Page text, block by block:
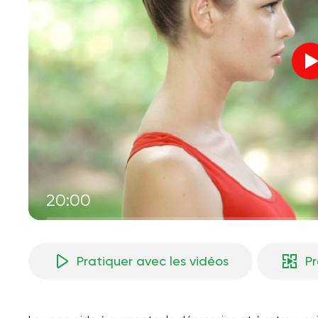
20:00
Pratiquer avec les vidéos